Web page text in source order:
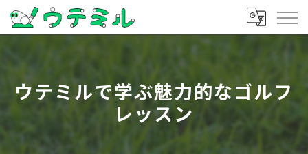
ウテミルで学ぶ魅力的なゴルフ
レッスン